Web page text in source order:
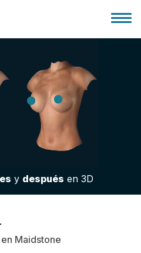
y después en 3D
Maidstone